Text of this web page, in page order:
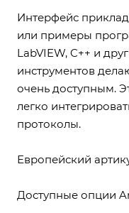
Интерфейс
или примеры
LabVIEW, C++ и
инструментов
очень доступным.
легко
протоколы.
Европейский
Доступные опции